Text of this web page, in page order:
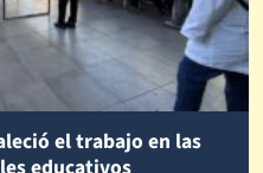
el trabajo en las